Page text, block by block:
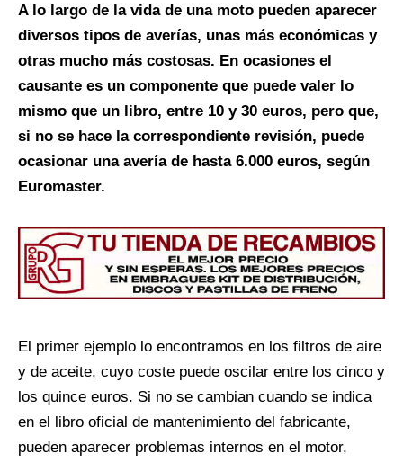
A lo largo de la vida de una moto pueden aparecer
diversos tipos de averías, unas más económicas y
otras mucho más costosas. En ocasiones el
causante es un componente que puede valer lo
mismo que un libro, entre 10 y 30 euros, pero que,
si no se hace la correspondiente revisión, puede
ocasionar una avería de hasta 6.000 euros, según
Euromaster.
El primer ejemplo lo encontramos en los filtros de aire
y de aceite, cuyo coste puede oscilar entre los cinco y
los quince euros. Si no se cambian cuando se indica
en el libro oficial de mantenimiento del fabricante,
pueden aparecer problemas internos en el motor,